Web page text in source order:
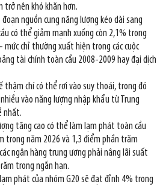
trở nên khó khăn hơn.
nguồn cung năng lượng kéo dài sang
có thể giảm mạnh xuống còn 2,1% trong
mức chỉ thường xuất hiện trong các cuộc
tài chính toàn cầu 2008-2009 hay đại dịch
thậm chí có thể rơi vào suy thoái, trong đó
vào năng lượng nhập khẩu từ Trung
nhất.
tăng cao có thể làm lạm phát toàn cầu
trong năm 2026 và 1,3 điểm phần trăm
ngân hàng trung ương phải nâng lãi suất
trong ngắn hạn.
lạm phát của nhóm G20 sẽ đạt đỉnh 4% trong